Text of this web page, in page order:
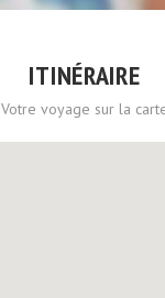
ITINÉRAIRE
Votre voyage sur la